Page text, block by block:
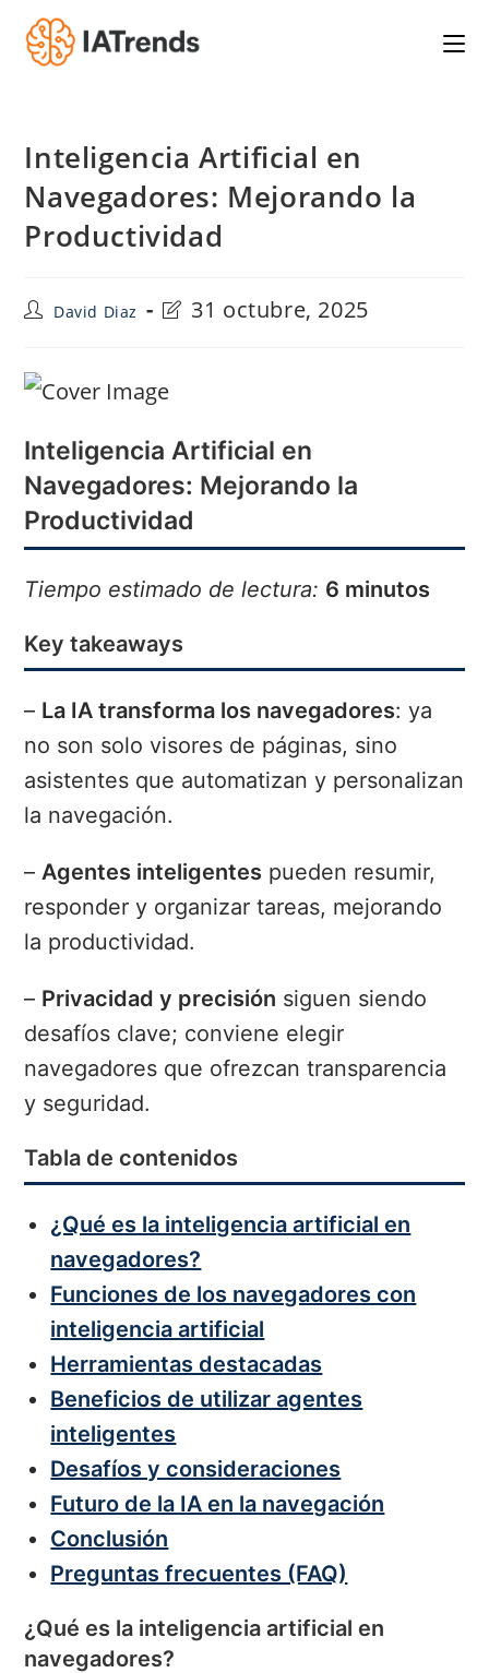
Saltar
contenido
Inteligencia Artificial en
Navegadores: Mejorando la
Productividad
Autor
de
David Diaz
Última
modificación
entrada:
31 octubre, 2025
Inteligencia Artificial en
Navegadores: Mejorando la
Productividad
Tiempo estimado de lectura: 6 minutos
Key takeaways
– La IA transforma los navegadores: ya
no son solo visores de páginas, sino
asistentes que automatizan y personalizan
la navegación.
– Agentes inteligentes pueden resumir,
responder y organizar tareas, mejorando
la productividad.
– Privacidad y precisión siguen siendo
desafíos clave; conviene elegir
navegadores que ofrezcan transparencia
y seguridad.
Tabla de contenidos
¿Qué es la inteligencia artificial en
navegadores?
Funciones de los navegadores con
inteligencia artificial
Herramientas destacadas
Beneficios de utilizar agentes
inteligentes
Desafíos y consideraciones
Futuro de la IA en la navegación
Conclusión
Preguntas frecuentes (FAQ)
¿Qué es la inteligencia artificial en
navegadores?